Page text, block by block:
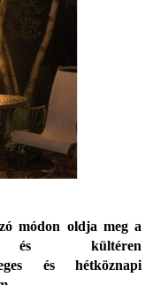
módon oldja meg a
és kültéren
és hétköznapi